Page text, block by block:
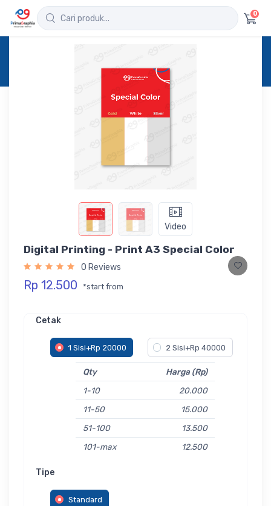
0
Digital Printing - Print A3 Special Color
Video
Digital Printing - Print A3 Special Color
0 Reviews
Rp 12.500 *start from
Cetak
1 Sisi+Rp 20000 2 Sisi+Rp 40000
Qty
Harga (Rp)
1-10
20.000
11-50
15.000
51-100
13.500
101-max
12.500
Tipe
Standard